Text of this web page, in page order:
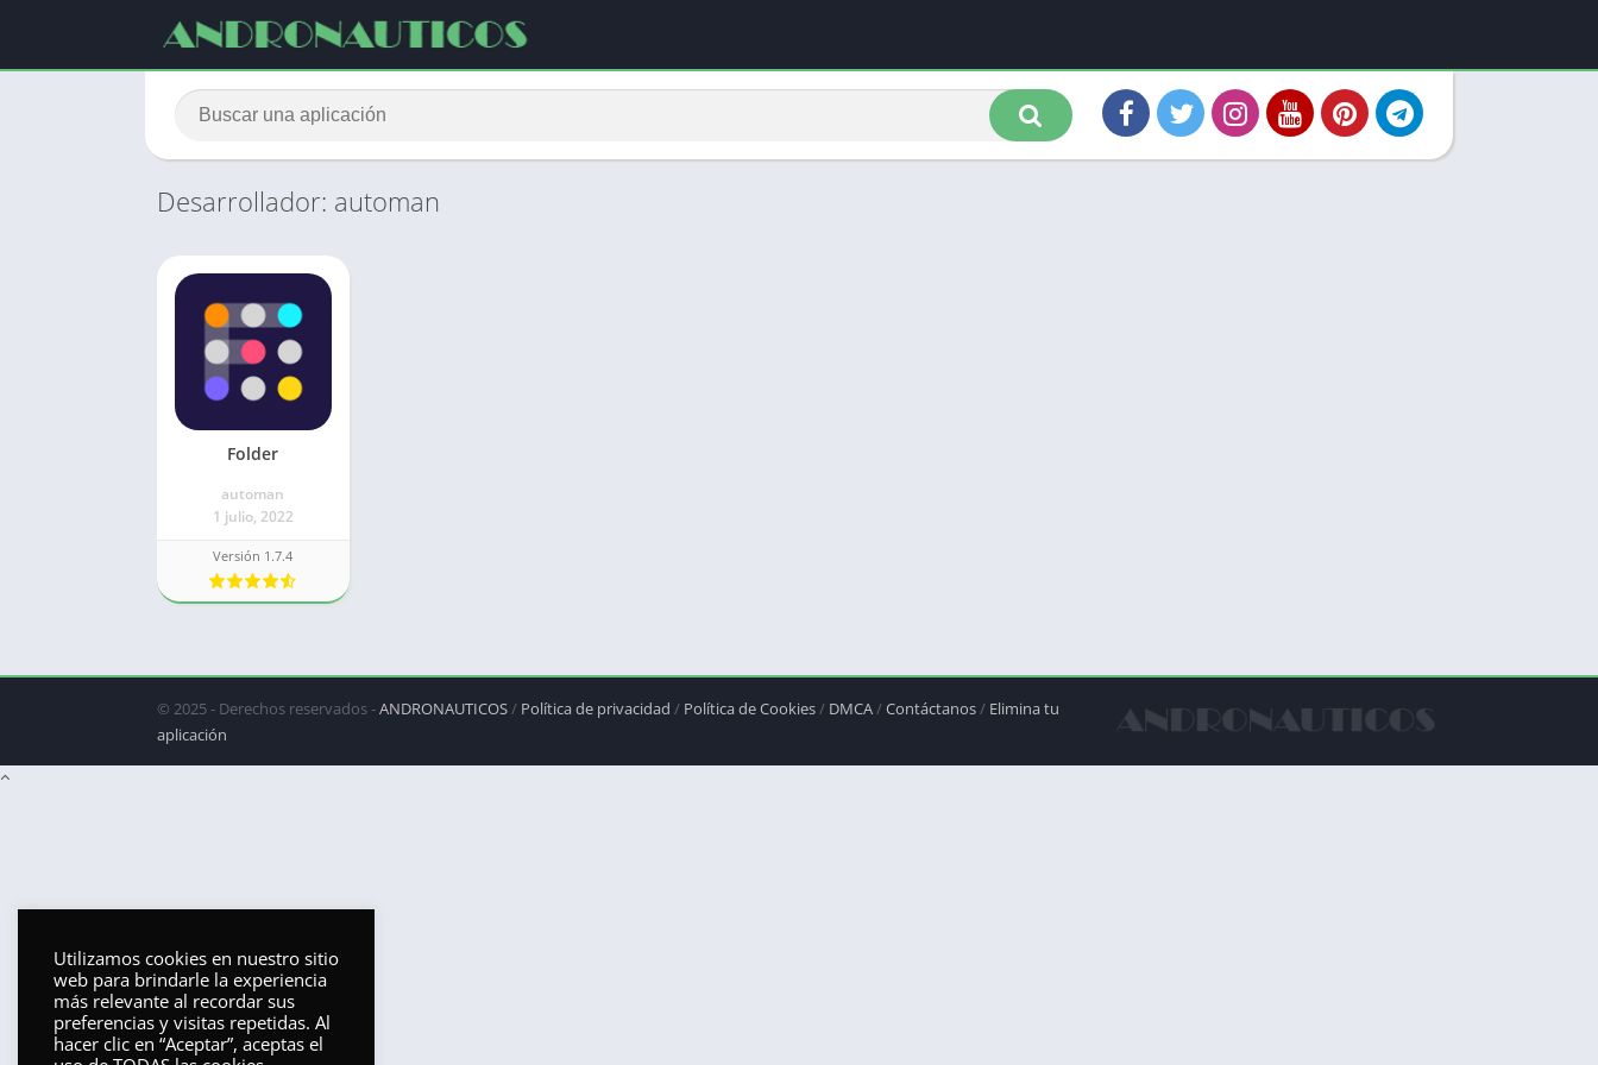
Desarrollador: automan
Folder
automan
1 julio, 2022
Versión 1.7.4
© 2025 - Derechos reservados -ANDRONAUTICOS / Política de privacidad / Política de Cookies / DMCA /Contáctanos / Elimina tu
aplicación
Utilizamos cookies en nuestro sitio
web para brindarle la experiencia
más relevante al recordar sus
preferencias y visitas repetidas. Al
hacer clic en “Aceptar”, aceptas el